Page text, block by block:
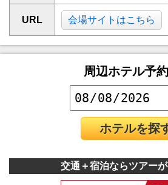
URL 会場サイトはこちら
周辺ホテル予約
ホテルを探
交通＋宿泊ならツアー